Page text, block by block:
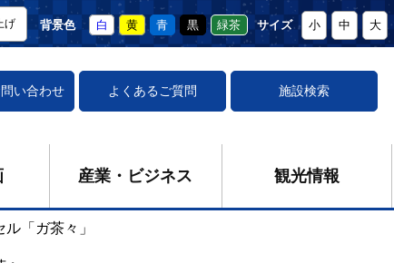
げ 背景色 白 黄 青 黒 緑茶 サイズ 小 中 大
い合わせ よくあるご質問 施設検索
産業・ビジネス 観光情報
ル「ガ茶々」